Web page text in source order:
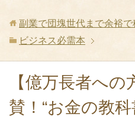
副業で団塊世代まで余裕で
ビジネス必需本
【億万長者への
賛！“お金の教